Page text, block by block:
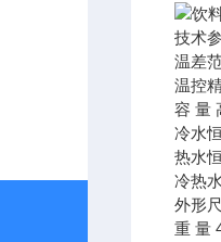
技术
温差
温控
容 量
冷水
热水
冷热
外形
重 量